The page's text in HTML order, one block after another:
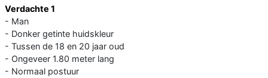
Verdachte 1
- Man
- Donker getinte huidskleur
- Tussen de 18 en 20 jaar oud
- Ongeveer 1.80 meter lang
- Normaal postuur